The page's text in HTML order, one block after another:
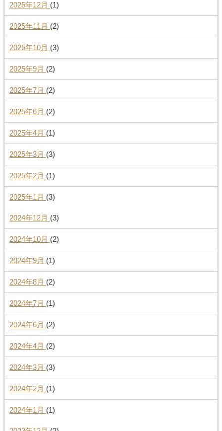
2025年12月 (1)
2025年11月 (2)
2025年10月 (3)
2025年9月 (2)
2025年7月 (2)
2025年6月 (2)
2025年4月 (1)
2025年3月 (3)
2025年2月 (1)
2025年1月 (3)
2024年12月 (3)
2024年10月 (2)
2024年9月 (1)
2024年8月 (2)
2024年7月 (1)
2024年6月 (2)
2024年4月 (2)
2024年3月 (3)
2024年2月 (1)
2024年1月 (1)